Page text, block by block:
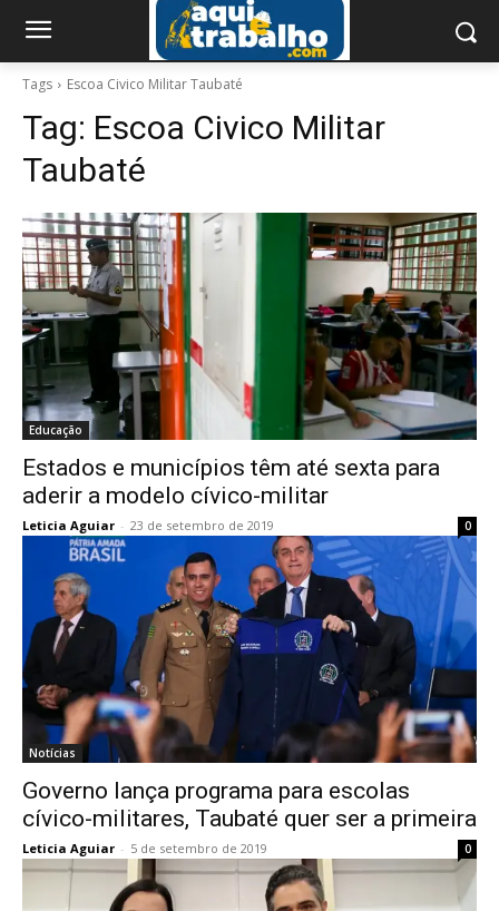
Tags Escoa Civico Militar Taubaté
Tag: Escoa Civico Militar
Taubaté
Educação
Estados e municípios têm até sexta para
aderir a modelo cívico-militar
Leticia Aguiar - 23 de setembro de 2019 0
Notícias
Governo lança programa para escolas
cívico-militares, Taubaté quer ser a primeira
Leticia Aguiar - 5 de setembro de 2019 0